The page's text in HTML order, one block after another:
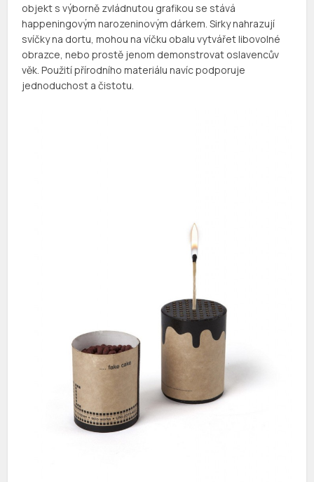
objekt s výborně zvládnutou grafikou se stává
happeningovým narozeninovým dárkem. Sirky nahrazují
svíčky na dortu, mohou na víčku obalu vytvářet libovolné
obrazce, nebo prostě jenom demonstrovat oslavencův
věk. Použití přírodního materiálu navíc podporuje
jednoduchost a čistotu.